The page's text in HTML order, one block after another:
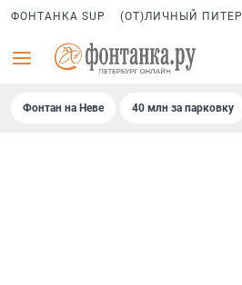
ФОНТАНКА SUP (ОТ)ЛИЧНЫЙ ПИТЕР
Фонтан на Неве 40 млн за парковку